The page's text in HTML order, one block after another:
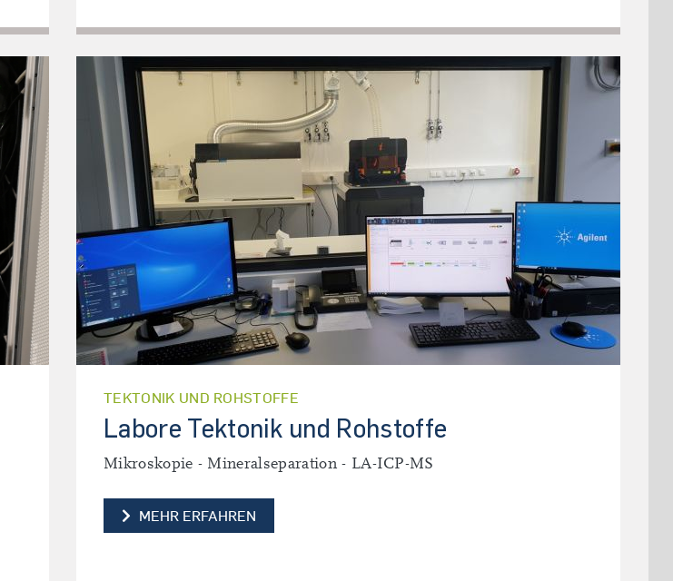
TEKTONIK UND ROHSTOFFE
Labore Tektonik und Rohstoffe
Mikroskopie - Mineralseparation - LA-ICP-MS
MEHR ERFAHREN